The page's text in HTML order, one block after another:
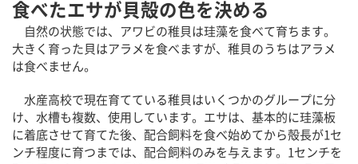
食べたエサが貝殻の色を決める
自然の状態では、アワビの稚貝は珪藻を食べて育ちます。
大きく育った貝はアラメを食べますが、稚貝のうちはアラメ
は食べません。
水産高校で現在育てている稚貝はいくつかのグループに分
け、水槽も複数、使用しています。エサは、基本的に珪藻板
に着底させて育てた後、配合飼料を食べ始めてから殻長が1セ
ンチ程度に育つまでは、配合飼料のみを与えます。1センチを